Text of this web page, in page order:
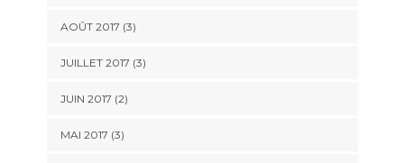
AOÛT 2017 (3)
JUILLET 2017 (3)
JUIN 2017 (2)
MAI 2017 (3)